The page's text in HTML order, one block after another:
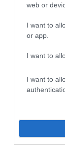
web or
I want to
or app.
I want to
I want to
ΑΣΕΠ: Νέος
Εξωτερικών
Κατώτατος